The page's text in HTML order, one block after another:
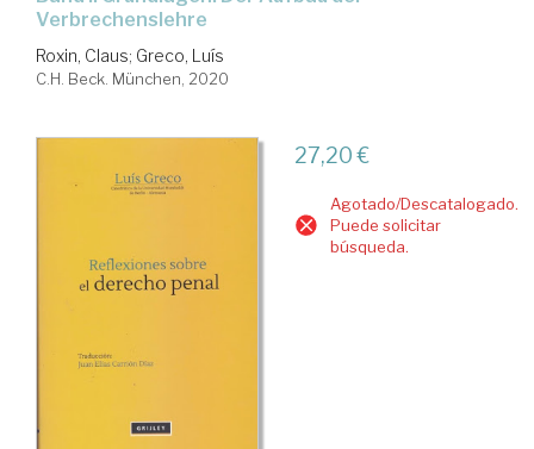
Verbrechenslehre
Roxin, Claus; Greco, Luís
C.H. Beck. München, 2020
27,20 €
Agotado/Descatalogado.
Puede solicitar
búsqueda.